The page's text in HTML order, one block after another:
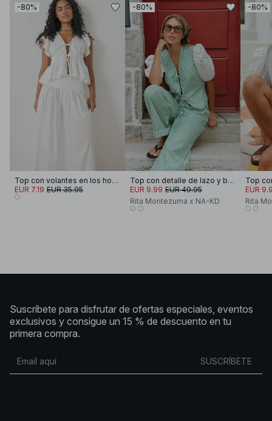
-80%
Top con volantes en los hombros
EUR 7.19 EUR 35.95
-80%
Top con detalle de lazo y bordado inglés
EUR 9.99 EUR 49.95
Rita Montezuma x NA-KD
-80%
EUR
Rita
Suscríbete para disfrutar de ofertas especiales, eventos
exclusivos y consigue un 15 % de descuento en tu
primera compra.
SUSCRÍBETE